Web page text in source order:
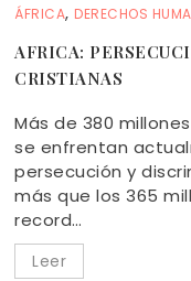
ÁFRICA, DERECHOS
AFRICA:
CRISTIANAS
Más de 380
se enfrentan
persecución y
más que los 365
record…
Leer